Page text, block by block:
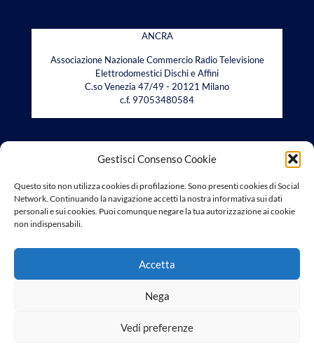
Gestisci Consenso Cookie
Questo sito non utilizza cookies di profilazione. Sono presenti cookies di Social
Network. Continuando la navigazione accetti la nostra informativa sui dati
personali e sui cookies. Puoi comunque negare la tua autorizzazione ai cookie
non indispensabili.
Accetta
Nega
Vedi preferenze
ANCRA
Associazione Nazionale Commercio Radio Televisione
Elettrodomestici Dischi e Affini
C.so Venezia 47/49 - 20121 Milano
c.f. 97053480584
CONTATTI
Tel: 02.77.50.267
Fax: 02.77.52.259
Email:ancra@confcommercio.it
Swiss